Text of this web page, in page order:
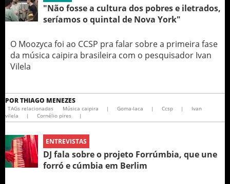
"Não fosse a cultura dos pobres e iletrados,
seríamos o quintal de Nova York"
O Moozyca foi ao CCSP pra falar sobre a primeira fase
da música caipira brasileira com o pesquisador Ivan
Vilela
PORTHIAGO MENEZES
TAGs relacionadas Música caipira | Goma-laca | Ccsp |
Ivan
vilela
| Cornélio pires |
ENTREVISTAS
DJ fala sobre o projeto Forrúmbia, que une
forró e cúmbia em Berlim